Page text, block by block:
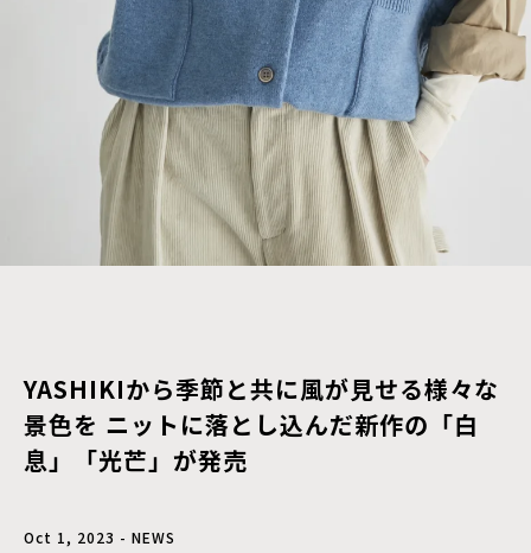
YASHIKIから季節と共に風が見せる様々な
景色を ニットに落とし込んだ新作の「白
息」「光芒」が発売
Oct 1, 2023 - NEWS